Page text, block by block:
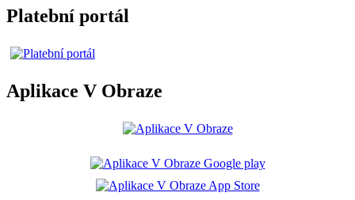
Platební portál
Aplikace V Obraze